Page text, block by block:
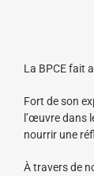
La BPCE fait
Fort de son
l’œuvre dans
nourrir une
À travers de